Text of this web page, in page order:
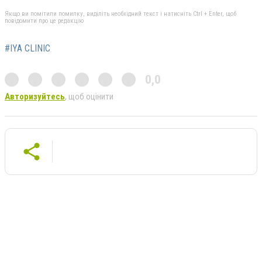
Якщо ви помітили помилку, виділіть необхідний текст і натисніть Ctrl + Enter, щоб
повідомити про це редакцію
#IYA CLINIC
0,0
Авторизуйтесь, щоб оцінити